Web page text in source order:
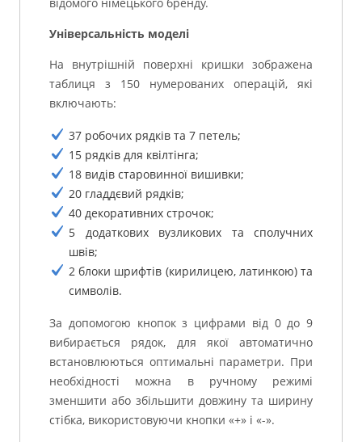
Універсальність моделі
На внутрішній поверхні кришки зображена
таблиця з 150 нумерованих операцій, які
включають:
37 робочих рядків та 7 петель;
15 рядків для квілтінга;
18 видів старовинної вишивки;
20 гладдєвий рядків;
40 декоративних строчок;
5 додаткових вузликових та сполучних
швів;
2 блоки шрифтів (кирилицею, латинкою) та
символів.
За допомогою кнопок з цифрами від 0 до 9
вибирається рядок, для якої автоматично
встановлюються оптимальні параметри. При
необхідності можна в ручному режимі
зменшити або збільшити довжину та ширину
стібка, використовуючи кнопки «+» і «-».